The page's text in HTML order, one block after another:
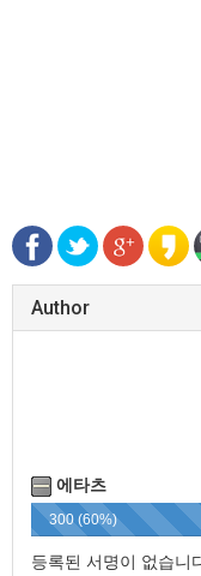
Author
에타츠
300 (60%)
등록된 서명이 없습니